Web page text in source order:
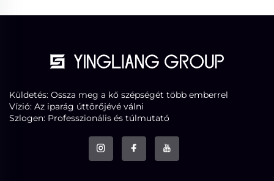
Küldetés: Ossza meg a kő szépségét több emberrel
Vízió: Az iparág úttörőjévé válni
Szlogen: Professzionális és túlmutató